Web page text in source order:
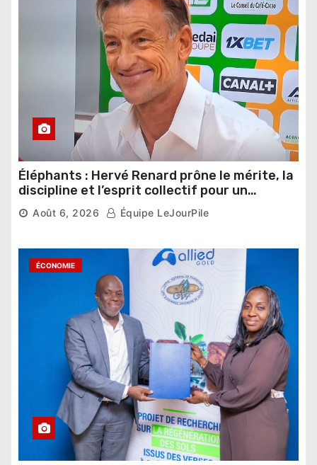
Éléphants : Hervé Renard prône le mérite, la
discipline et l’esprit collectif pour un
nouveau départ
Août 6, 2026 Équipe LeJourPile
ÉCONOMIE